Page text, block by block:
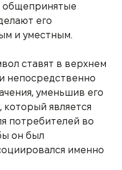
общепринятые
его
и уместным.
ставят в верхнем
непосредственно
уменьшив его
который является
потребителей во
он был
именно